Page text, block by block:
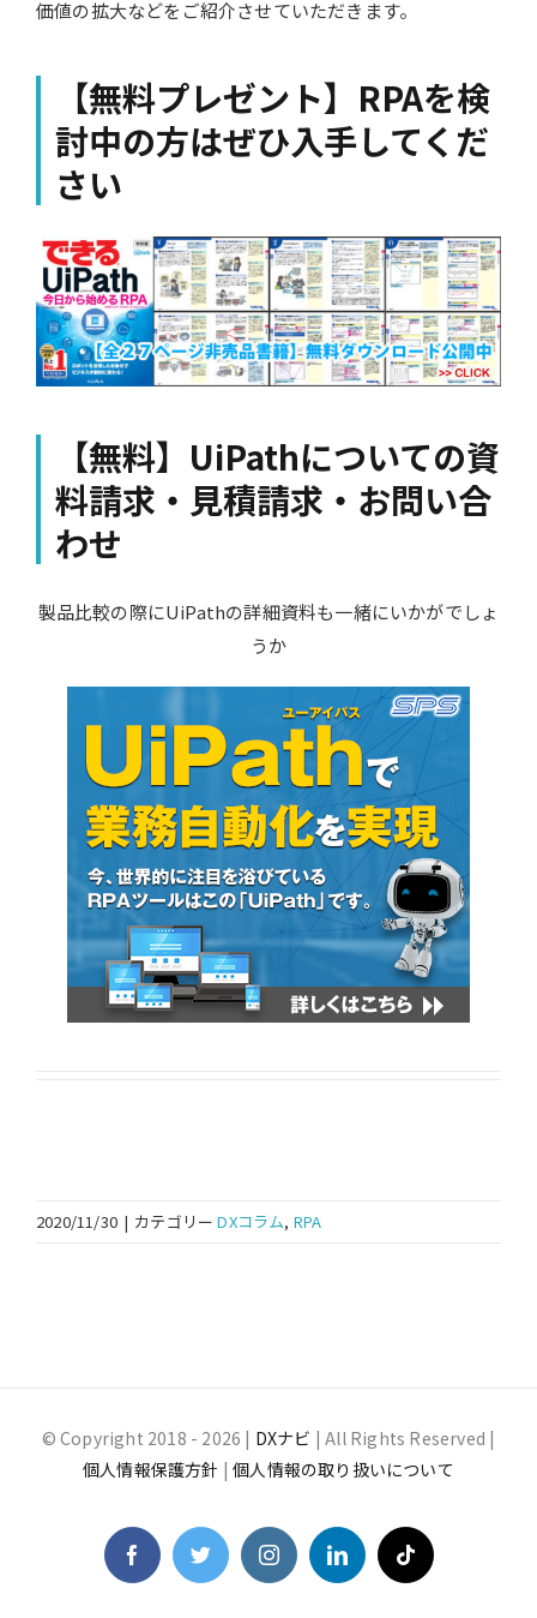
価値の拡大などをご紹介させていただきます。
【無料プレゼント】RPAを検
討中の方はぜひ入手してくだ
さい
【無料】UiPathについての資
料請求・見積請求・お問い合
わせ
製品比較の際にUiPathの詳細資料も一緒にいかがでしょ
うか
2020/11/30 | カテゴリーDXコラム, RPA
© Copyright 2018 - 2026 | DXナビ | All Rights Reserved |
個人情報保護方針 |個人情報の取り扱いについて
FacebookTwitterInstagramLinkedInTiktok